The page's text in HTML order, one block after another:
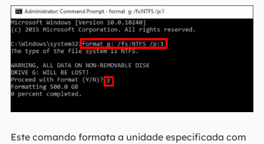
Este comando formata a unidade especificada com